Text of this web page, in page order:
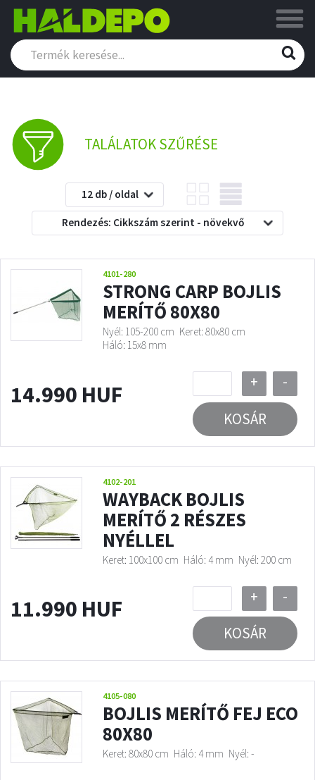
TALÁLATOK SZŰRÉSE
12 db / oldal
Rendezés: Cikkszám szerint - növekvő
4101-280
STRONG CARP BOJLIS
MERÍTŐ 80X80
Nyél: 105-200 cm Keret: 80x80 cm
Háló: 15x8 mm
14.990 HUF +
-
KOSÁR
4102-201
WAYBACK BOJLIS
MERÍTŐ 2 RÉSZES
NYÉLLEL
Keret: 100x100 cm Háló: 4 mm Nyél: 200 cm
11.990 HUF +
-
KOSÁR
4105-080
BOJLIS MERÍTŐ FEJ ECO
80X80
Keret: 80x80 cm Háló: 4 mm Nyél: -